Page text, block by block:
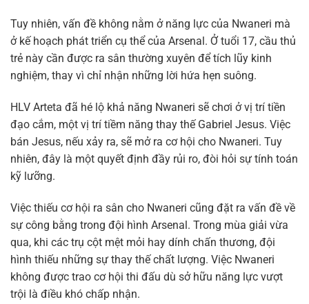
Tuy nhiên, vấn đề không nằm ở năng lực của Nwaneri mà
ở kế hoạch phát triển cụ thể của Arsenal. Ở tuổi 17, cầu thủ
trẻ này cần được ra sân thường xuyên để tích lũy kinh
nghiệm, thay vì chỉ nhận những lời hứa hẹn suông.
HLV Arteta đã hé lộ khả năng Nwaneri sẽ chơi ở vị trí tiền
đạo cắm, một vị trí tiềm năng thay thế Gabriel Jesus. Việc
bán Jesus, nếu xảy ra, sẽ mở ra cơ hội cho Nwaneri. Tuy
nhiên, đây là một quyết định đầy rủi ro, đòi hỏi sự tính toán
kỹ lưỡng.
Việc thiếu cơ hội ra sân cho Nwaneri cũng đặt ra vấn đề về
sự công bằng trong đội hình Arsenal. Trong mùa giải vừa
qua, khi các trụ cột mệt mỏi hay dính chấn thương, đội
hình thiếu những sự thay thế chất lượng. Việc Nwaneri
không được trao cơ hội thi đấu dù sở hữu năng lực vượt
trội là điều khó chấp nhận.